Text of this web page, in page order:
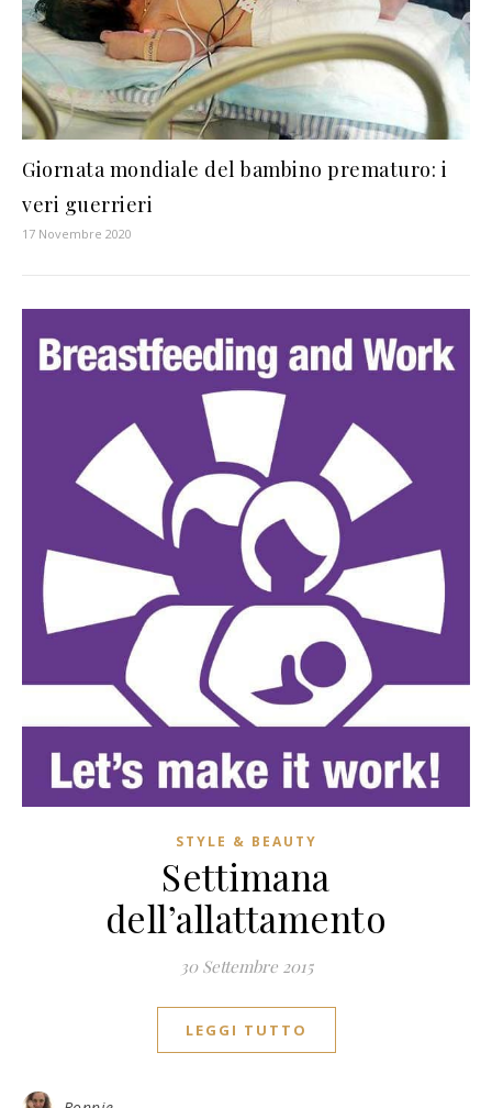
Giornata mondiale del bambino prematuro: i
veri guerrieri
17 Novembre 2020
STYLE & BEAUTY
Settimana
dell’allattamento
30 Settembre 2015
LEGGI TUTTO